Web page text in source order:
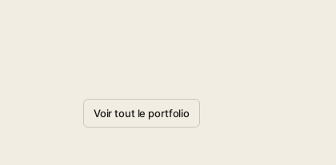
Voir tout le portfolio